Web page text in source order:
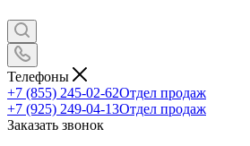
Телефоны
+7 (855) 245-02-62Отдел продаж
+7 (925) 249-04-13Отдел продаж
Заказать звонок